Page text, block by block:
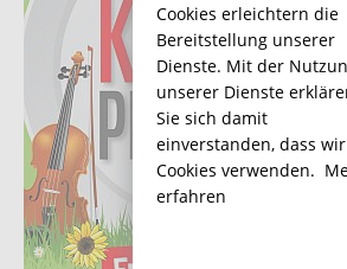
Cookies erleichtern die
Bereitstellung unserer
Dienste. Mit der
unserer Dienste
Sie sich damit
einverstanden, dass wir
Cookies verwenden.
erfahren